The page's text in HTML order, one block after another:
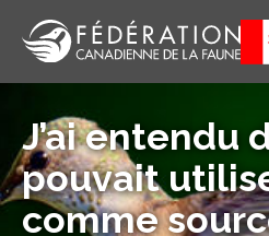
J’ai entendu
pouvait
comme